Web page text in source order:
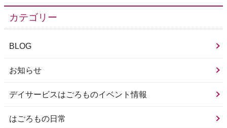
カテゴリー
BLOG
お知らせ
デイサービスはごろものイベント情報
はごろもの日常